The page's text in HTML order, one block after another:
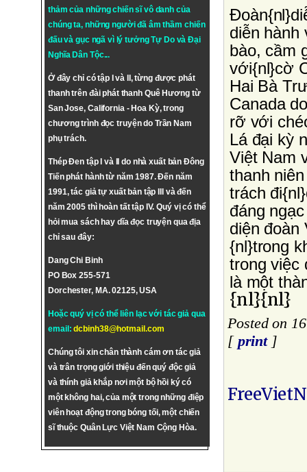
thảm của những chiến sĩ vô danh của
chúng ta, những người đã âm thầm chiến
đấu và gục ngã vì lý tưởngTự DovàĐại
Nghĩa Dân Tộc...
Ở đây chỉ có tập I và II, từng được phát
thanh trên đài phát thanh Quê Hương từ
San Jose, California - Hoa Kỳ, trong
chương trình đọc truyện do Trần Nam
phụ trách.
Thép Đen tập I và II do nhà xuất bản Đông
Tiến phát hành từ năm 1987. Đến năm
1991, tác giả tự xuất bản tập III và đến
năm 2005 thì hoàn tất tập IV. Quý vị có thể
hỏi mua sách hay dĩa đọc truyện qua địa
chỉ sau đây:
Dang Chi Binh
PO Box 255-571
Dorchester, MA. 02125, USA
Hoặc quý vị có thể liên lạc với tác giả qua
email:dcbinh38@hotmail.com
Chúng tôi xin chân thành cám ơn tác giả
và trân trọng giới thiệu đến quý độc giả
và thính giả khắp nơi một bộ hồi ký có
một không hai, của một trong những điệp
viên hoạt động trong bóng tối, một chiến
sĩ thuộc Quân Lực Việt Nam Cộng Hòa.
diễn hành
bào, cầm
với{nl}cờ
Hai Bà
Canada
rỡ với
Lá đại kỳ
Việt Nam
thanh
trách
đáng
diện đoàn
{nl}trong
trong việc
là một
{nl}{nl}
Posted on
[ print]